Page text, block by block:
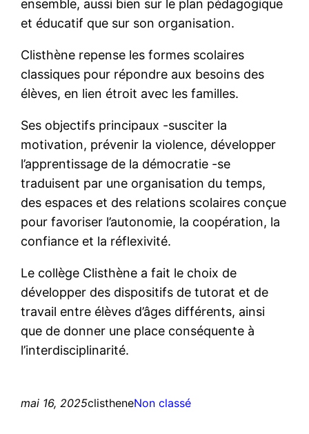
ensemble, aussi bien sur le plan pédagogique
et éducatif que sur son organisation.
Clisthène repense les formes scolaires
classiques pour répondre aux besoins des
élèves, en lien étroit avec les familles.
Ses objectifs principaux -susciter la
motivation, prévenir la violence, développer
l’apprentissage de la démocratie -se
traduisent par une organisation du temps,
des espaces et des relations scolaires conçue
pour favoriser l’autonomie, la coopération, la
confiance et la réflexivité.
Le collège Clisthène a fait le choix de
développer des dispositifs de tutorat et de
travail entre élèves d’âges différents, ainsi
que de donner une place conséquente à
l’interdisciplinarité.
mai 16, 2025clistheneNon classé